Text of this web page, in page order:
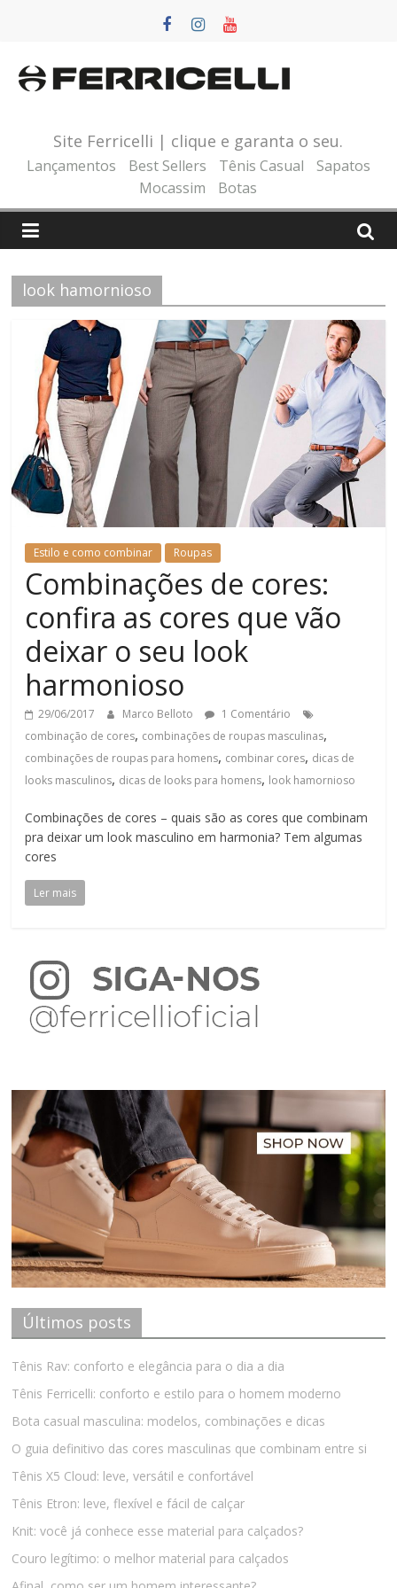
conteúdo
Site Ferricelli | clique e garanta o seu.
Lançamentos Best Sellers Tênis Casual
Sapatos
Mocassim
Botas
look hamornioso
Estilo e como combinar Roupas
Combinações de cores:
confira as cores que vão
deixar o seu look
harmonioso
29/06/2017 Marco Belloto
1 Comentário
combinação de cores, combinações de roupas masculinas,
combinações de roupas para homens, combinar cores, dicas de
looks masculinos, dicas de looks para homens, look hamornioso
Combinações de cores – quais são as cores que combinam
pra deixar um look masculino em harmonia? Tem algumas
cores
Ler mais
Últimos posts
Tênis Rav: conforto e elegância para o dia a dia
Tênis Ferricelli: conforto e estilo para o homem moderno
Bota casual masculina: modelos, combinações e dicas
O guia definitivo das cores masculinas que combinam entre si
Tênis X5 Cloud: leve, versátil e confortável
Tênis Etron: leve, flexível e fácil de calçar
Knit: você já conhece esse material para calçados?
Couro legítimo: o melhor material para calçados